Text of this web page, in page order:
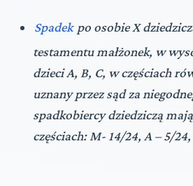
Spadek po osobie X
testamentu małżonek, w
dzieci A, B, C, w częściach
uznany przez sąd za
spadkobiercy dziedziczą
częściach: M- 14/24, A – 5/